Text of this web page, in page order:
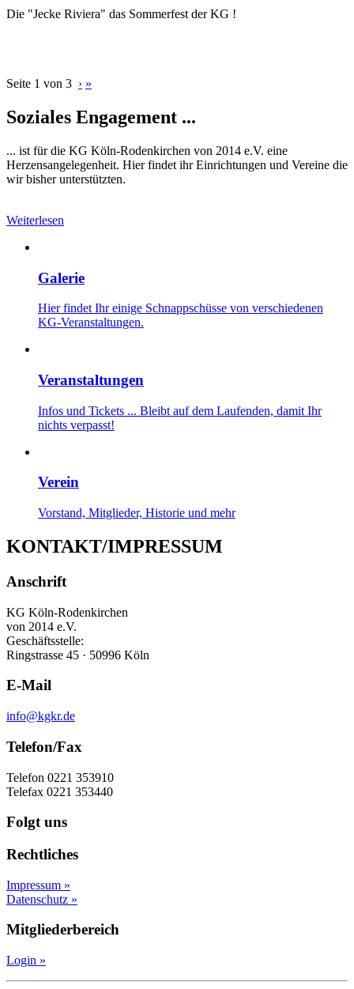
Die "Jecke Riviera" das Sommerfest der KG !
Seite 1 von 3 › »
Soziales Engagement ...
... ist für die KG Köln-Rodenkirchen von 2014 e.V. eine
Herzensangelegenheit. Hier findet ihr Einrichtungen und Vereine die
wir bisher unterstützten.
Weiterlesen
Galerie
Hier findet Ihr einige Schnappschüsse von verschiedenen
KG-Veranstaltungen.
Veranstaltungen
Infos und Tickets ... Bleibt auf dem Laufenden, damit Ihr
nichts verpasst!
Verein
Vorstand, Mitglieder, Historie und mehr
KONTAKT/IMPRESSUM
Anschrift
KG Köln-Rodenkirchen
von 2014 e.V.
Geschäftsstelle:
Ringstrasse 45 · 50996 Köln
E-Mail
info@kgkr.de
Telefon/Fax
Telefon 0221 353910
Telefax 0221 353440
Folgt uns
Rechtliches
Impressum »
Datenschutz »
Mitgliederbereich
Login »